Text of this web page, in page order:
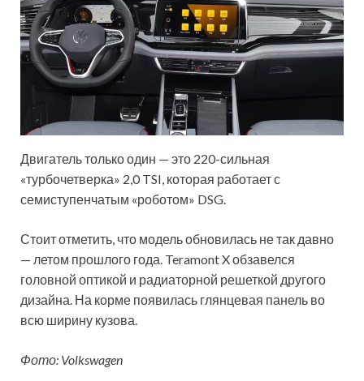
Двигатель только один — это 220-сильная
«турбочетверка» 2,0 TSI, которая работает с
семиступенчатым «роботом» DSG.
Стоит отметить, что модель обновилась не так давно
— летом прошлого года. Teramont X обзавелся
головной оптикой и радиаторной решеткой другого
дизайна. На корме появилась глянцевая панель во
всю ширину кузова.
Фото: Volkswagen